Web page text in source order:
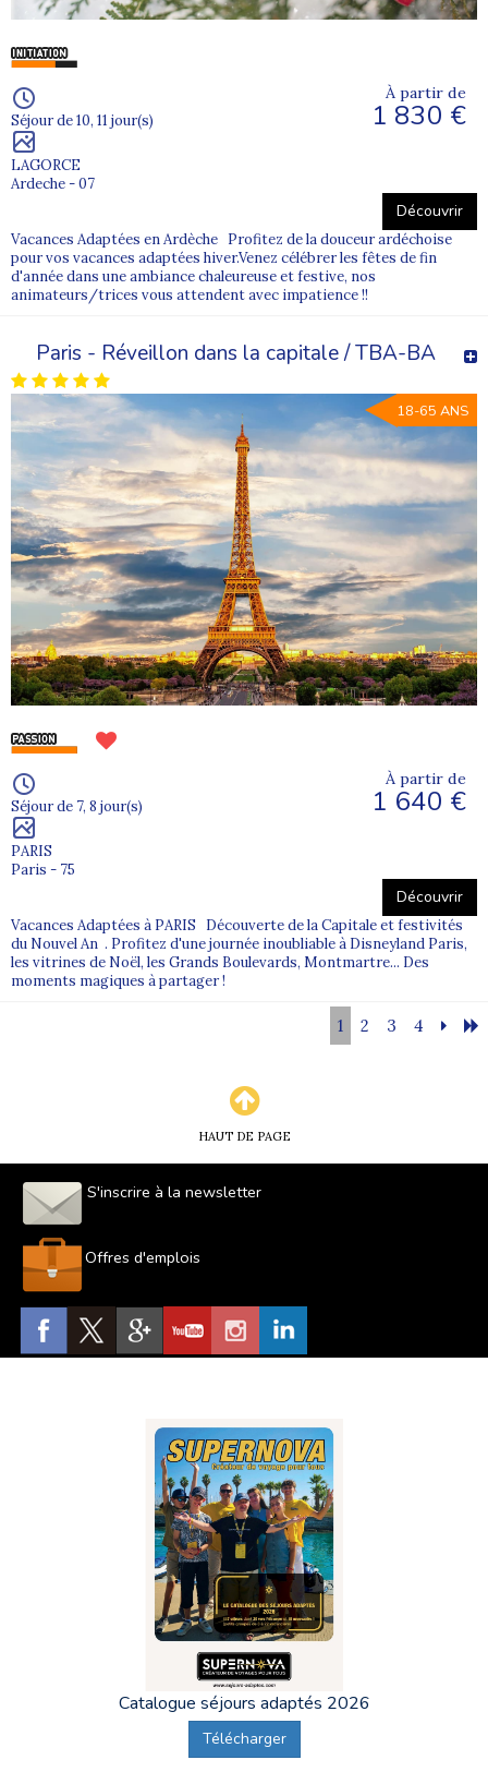
Séjour de 10, 11 jour(s)
LAGORCE
Ardeche - 07
À partir de
1 830 €
Découvrir
Vacances Adaptées en Ardèche Profitez de la douceur ardéchoise
pour vos vacances adaptées hiver.Venez célébrer les fêtes de fin
d'année dans une ambiance chaleureuse et festive, nos
animateurs/trices vous attendent avec impatience !!
Paris - Réveillon dans la capitale / TBA-BA
18-65 ANS
Séjour de 7, 8 jour(s)
PARIS
Paris - 75
À partir de
1 640 €
Découvrir
Vacances Adaptées à PARIS Découverte de la Capitale et festivités
du Nouvel An . Profitez d'une journée inoubliable à Disneyland Paris,
les vitrines de Noël, les Grands Boulevards, Montmartre... Des
moments magiques à partager !
1 2 3 4
HAUT DE PAGE
S'inscrire à la newsletter
Offres d'emplois
Catalogue séjours adaptés 2026
Télécharger